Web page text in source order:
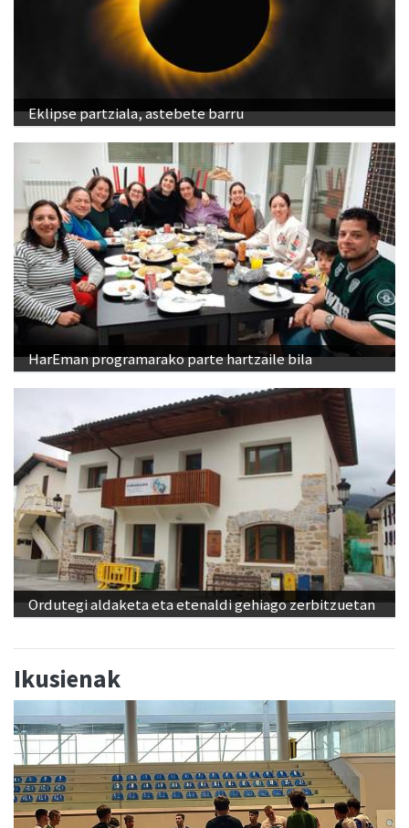
Eklipse partziala, astebete barru
HarEman programarako parte hartzaile bila
Ordutegi aldaketa eta etenaldi gehiago zerbitzuetan
Ikusienak